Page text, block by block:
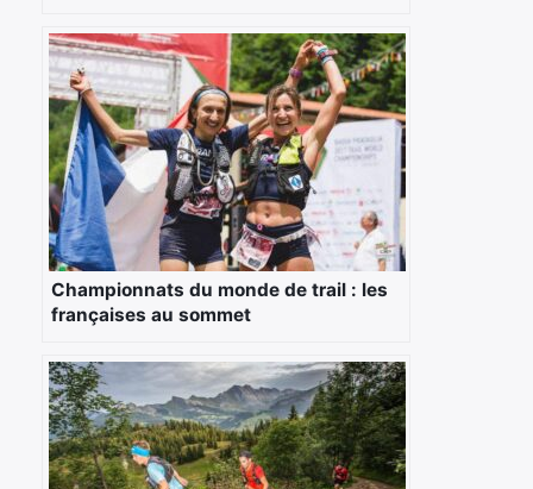
Championnats du monde de trail : les
françaises au sommet